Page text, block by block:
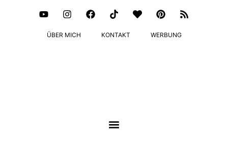
ÜBER MICH KONTAKT WERBUNG